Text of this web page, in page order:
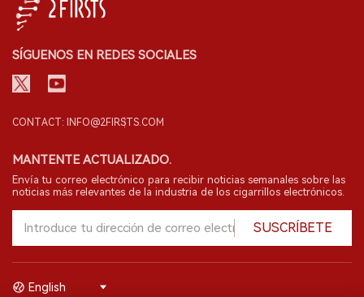
SÍGUENOS EN REDES SOCIALES
CONTACT: INFO@2FIRSTS.COM
MANTENTE ACTUALIZADO.
Envía tu correo electrónico para recibir noticias semanales sobre las
noticias más relevantes de la industria de los cigarrillos electrónicos.
SUSCRÍBETE
English